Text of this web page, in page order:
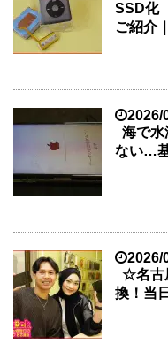
SSD化
ご紹介
2026/
海で
ない…
2026/
☆名古
換！当